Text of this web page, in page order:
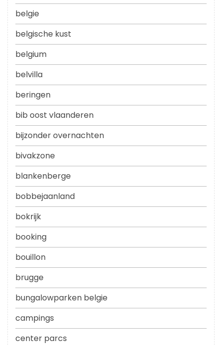
belgie
belgische kust
belgium
belvilla
beringen
bib oost vlaanderen
bijzonder overnachten
bivakzone
blankenberge
bobbejaanland
bokrijk
booking
bouillon
brugge
bungalowparken belgie
campings
center parcs